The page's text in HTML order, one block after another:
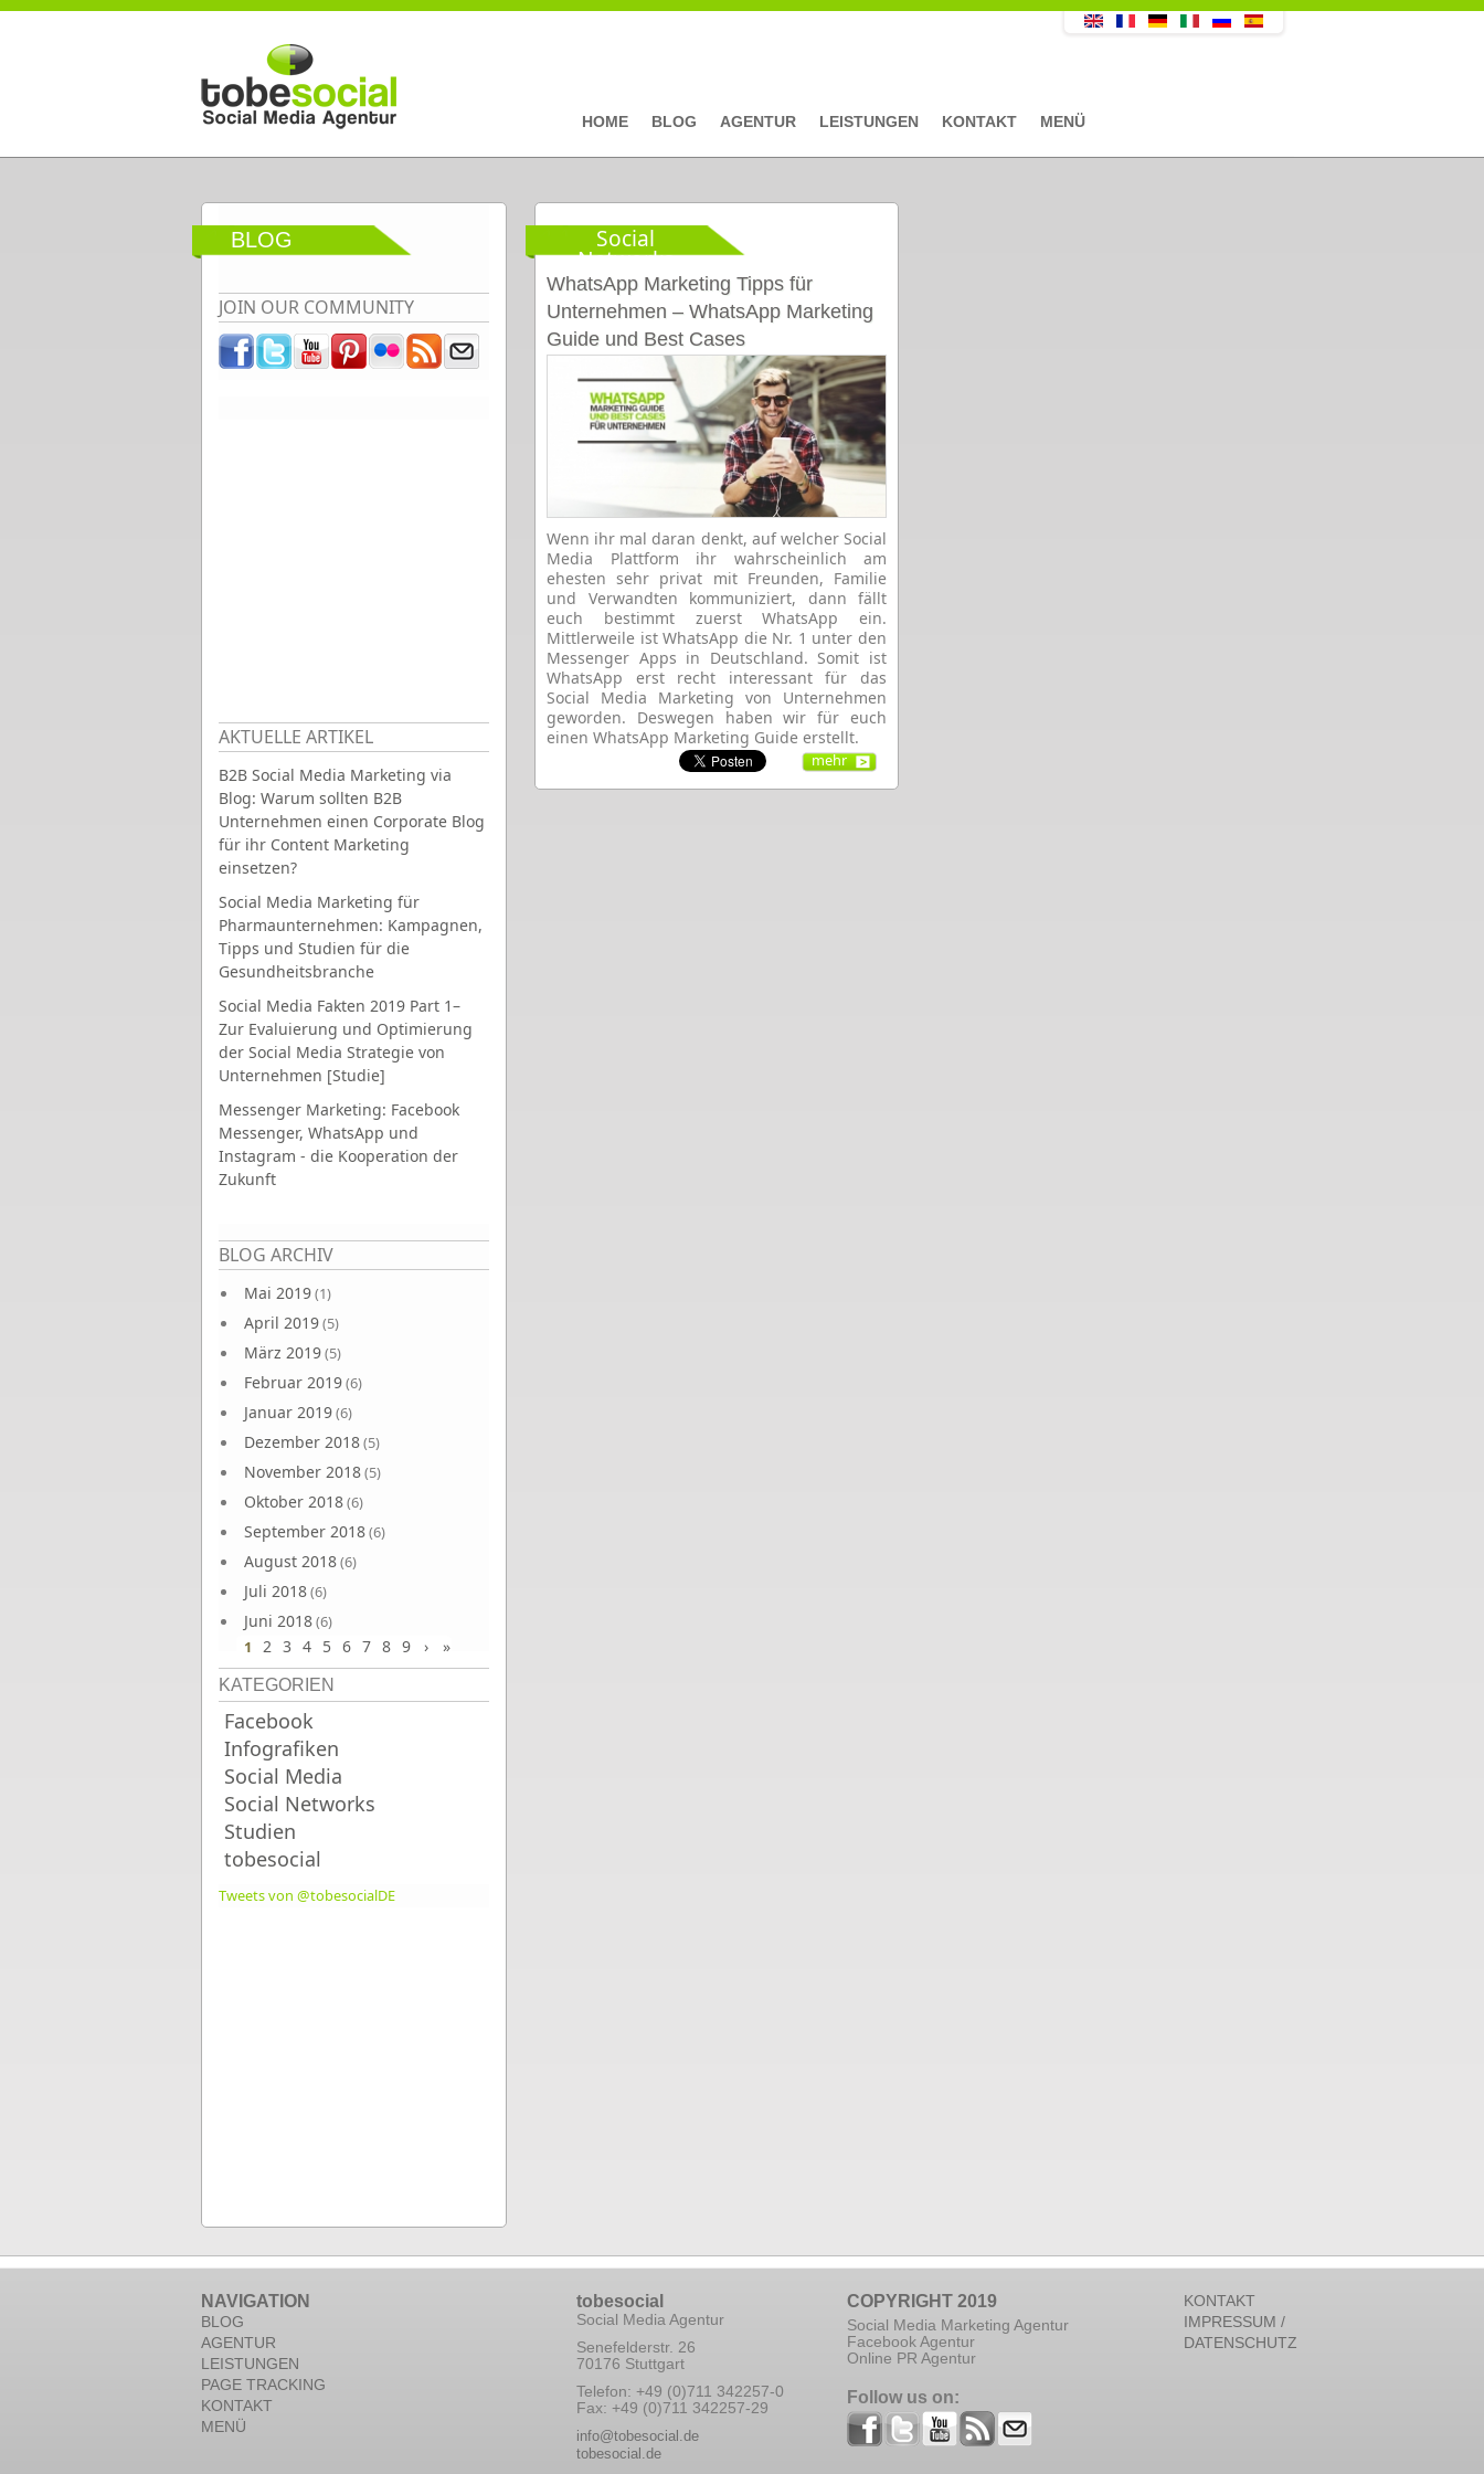
Direkt zum Inhalt
HOME BLOG AGENTUR LEISTUNGEN KONTAKT MENÜ
BLOG
JOIN OUR COMMUNITY
AKTUELLE ARTIKEL
B2B Social Media Marketing via
Blog: Warum sollten B2B
Unternehmen einen Corporate Blog
für ihr Content Marketing
einsetzen?
Social Media Marketing für
Pharmaunternehmen: Kampagnen,
Tipps und Studien für die
Gesundheitsbranche
Social Media Fakten 2019 Part 1–
Zur Evaluierung und Optimierung
der Social Media Strategie von
Unternehmen [Studie]
Messenger Marketing: Facebook
Messenger, WhatsApp und
Instagram - die Kooperation der
Zukunft
BLOG ARCHIV
Mai 2019(1)
April 2019(5)
März 2019(5)
Februar 2019(6)
Januar 2019(6)
Dezember 2018(5)
November 2018(5)
Oktober 2018(6)
September 2018(6)
August 2018(6)
Juli 2018(6)
Juni 2018(6)
Seiten
1 2 3 4 5 6 7 8 9 › »
KATEGORIEN
Facebook
Infografiken
Social Media
Social Networks
Studien
tobesocial
Tweets von @tobesocialDE
Social
Networks
WhatsApp Marketing Tipps für
Unternehmen – WhatsApp Marketing
Guide und Best Cases
Wenn ihr mal daran denkt, auf welcher Social
Media Plattform ihr wahrscheinlich am
ehesten sehr privat mit Freunden, Familie
und Verwandten kommuniziert, dann fällt
euch bestimmt zuerst WhatsApp ein.
Mittlerweile ist WhatsApp die Nr. 1 unter den
Messenger Apps in Deutschland. Somit ist
WhatsApp erst recht interessant für das
Social Media Marketing von Unternehmen
geworden. Deswegen haben wir für euch
einen WhatsApp Marketing Guide erstellt.
mehr
NAVIGATION
BLOG
AGENTUR
LEISTUNGEN
PAGE TRACKING
KONTAKT
MENÜ
tobesocial
Social Media Agentur
Senefelderstr. 26
70176 Stuttgart
Telefon: +49 (0)711 342257-0
Fax: +49 (0)711 342257-29
info@tobesocial.de
tobesocial.de
COPYRIGHT 2019
Social Media Marketing Agentur
Facebook Agentur
Online PR Agentur
Follow us on:
KONTAKT
IMPRESSUM /
DATENSCHUTZ